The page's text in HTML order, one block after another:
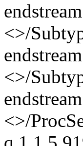
<>/
<>/
<>/